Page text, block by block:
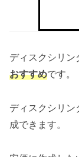
ディスクシリン
おすすめです。
ディスクシリ
成できます。